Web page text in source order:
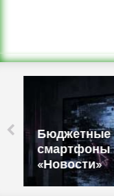
Бюджетные
смартфоны
«Новости»